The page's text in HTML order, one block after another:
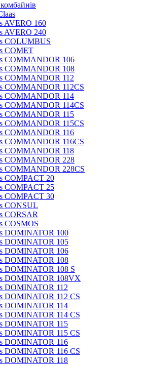
AVERO 160
AVERO 240
COLUMBUS
COMET
COMMANDOR 106
COMMANDOR 108
COMMANDOR 112
COMMANDOR 112CS
COMMANDOR 114
COMMANDOR 114CS
COMMANDOR 115
COMMANDOR 115CS
COMMANDOR 116
COMMANDOR 116CS
COMMANDOR 118
COMMANDOR 228
COMMANDOR 228CS
COMPACT 20
COMPACT 25
COMPACT 30
CONSUL
CORSAR
COSMOS
DOMINATOR 100
DOMINATOR 105
DOMINATOR 106
DOMINATOR 108
DOMINATOR 108 S
DOMINATOR 108VX
DOMINATOR 112
DOMINATOR 112 CS
DOMINATOR 114
DOMINATOR 114 CS
DOMINATOR 115
DOMINATOR 115 CS
DOMINATOR 116
DOMINATOR 116 CS
DOMINATOR 118